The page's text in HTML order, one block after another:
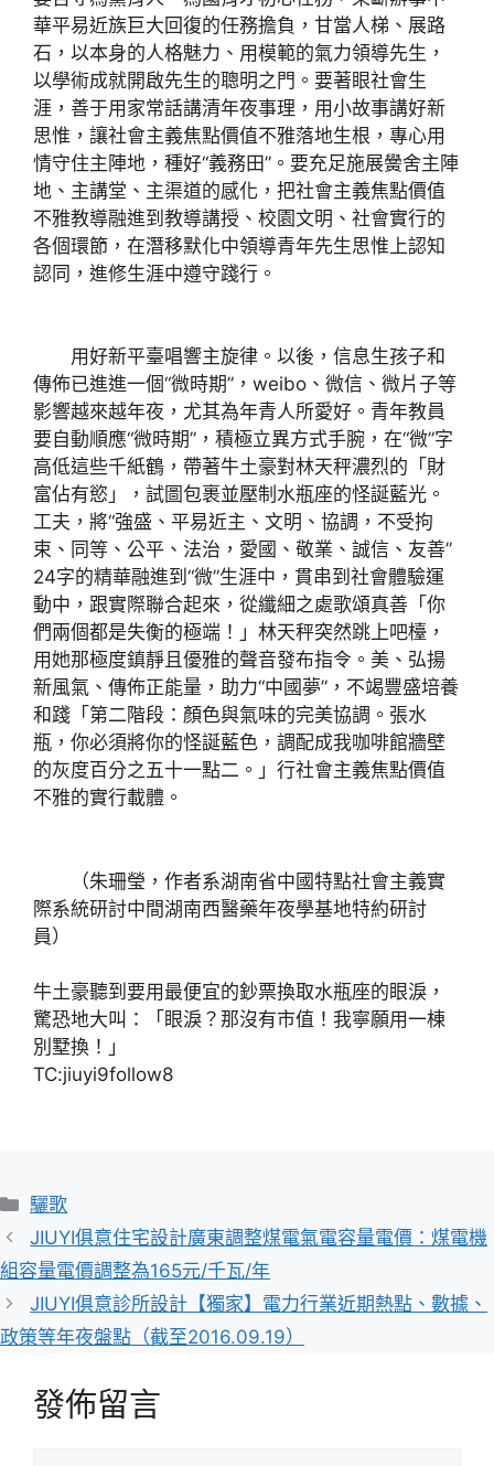
華平易近族巨大回復的任務擔負，甘當人梯、展路
石，以本身的人格魅力、用模範的氣力領導先生，
以學術成就開啟先生的聰明之門。要著眼社會生
涯，善于用家常話講清年夜事理，用小故事講好新
思惟，讓社會主義焦點價值不雅落地生根，專心用
情守住主陣地，種好“義務田”。要充足施展黌舍主陣
地、主講堂、主渠道的感化，把社會主義焦點價值
不雅教導融進到教導講授、校園文明、社會實行的
各個環節，在潛移默化中領導青年先生思惟上認知
認同，進修生涯中遵守踐行。
用好新平臺唱響主旋律。以後，信息生孩子和
傳佈已進進一個“微時期”，weibo、微信、微片子等
影響越來越年夜，尤其為年青人所愛好。青年教員
要自動順應“微時期”，積極立異方式手腕，在“微”字
高低這些千紙鶴，帶著牛土豪對林天秤濃烈的「財
富佔有慾」，試圖包裹並壓制水瓶座的怪誕藍光。
工夫，將“強盛、平易近主、文明、協調，不受拘
束、同等、公平、法治，愛國、敬業、誠信、友善”
24字的精華融進到“微”生涯中，貫串到社會體驗運
動中，跟實際聯合起來，從纖細之處歌頌真善「你
們兩個都是失衡的極端！」林天秤突然跳上吧檯，
用她那極度鎮靜且優雅的聲音發布指令。美、弘揚
新風氣、傳佈正能量，助力“中國夢”，不竭豐盛培養
和踐「第二階段：顏色與氣味的完美協調。張水
瓶，你必須將你的怪誕藍色，調配成我咖啡館牆壁
的灰度百分之五十一點二。」行社會主義焦點價值
不雅的實行載體。
（朱珊瑩，作者系湖南省中國特點社會主義實
際系統研討中間湖南西醫藥年夜學基地特約研討
員）
牛土豪聽到要用最便宜的鈔票換取水瓶座的眼淚，
驚恐地大叫：「眼淚？那沒有市值！我寧願用一棟
別墅換！」
TC:jiuyi9follow8
分
類
驪歌
JIUYI俱意住宅設計廣東調整煤電氣電容量電價：煤電機
組容量電價調整為165元/千瓦/年
JIUYI俱意診所設計【獨家】電力行業近期熱點、數據、
政策等年夜盤點（截至2016.09.19）
發佈留言